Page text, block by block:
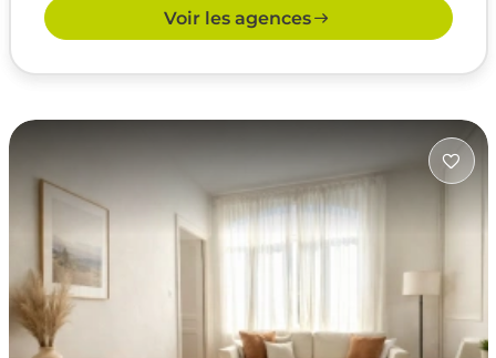
Voir les agences